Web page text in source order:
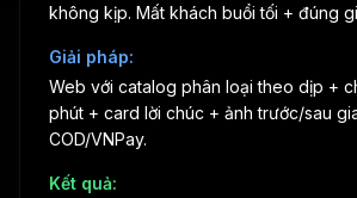
không kịp. Mất khách buổi tối + đúng
Giải pháp:
Web với catalog phân loại theo dịp +
phút + card lời chúc + ảnh trước/sau
COD/VNPay.
Kết quả: